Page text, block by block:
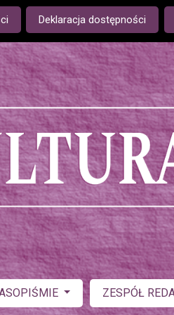
is: Deklaracja dostępności
ZESPÓŁ